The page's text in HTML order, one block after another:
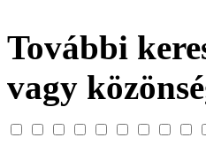
További
vagy